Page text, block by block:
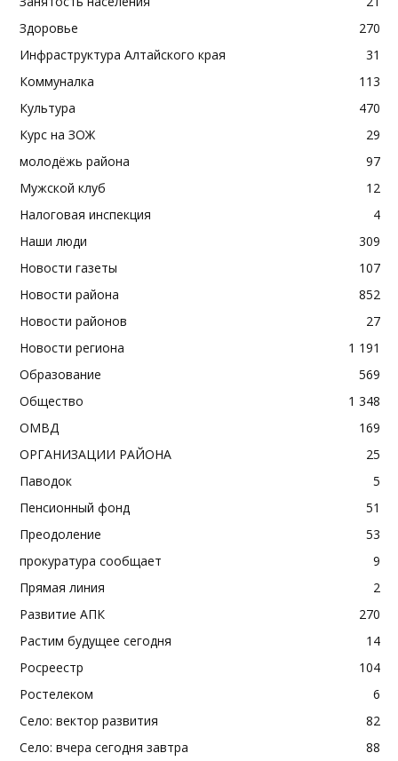
Здоровье
270
Инфраструктура Алтайского края
31
Коммуналка
113
Культура
470
Курс на ЗОЖ
29
молодёжь района
97
Мужской клуб
12
Налоговая инспекция
4
Наши люди
309
Новости газеты
107
Новости района
852
Новости районов
27
Новости региона
1 191
Образование
569
Общество
1 348
ОМВД
169
ОРГАНИЗАЦИИ РАЙОНА
25
Паводок
5
Пенсионный фонд
51
Преодоление
53
прокуратура сообщает
9
Прямая линия
2
Развитие АПК
270
Растим будущее сегодня
14
Росреестр
104
Ростелеком
6
Село: вектор развития
82
Село: вчера сегодня завтра
88